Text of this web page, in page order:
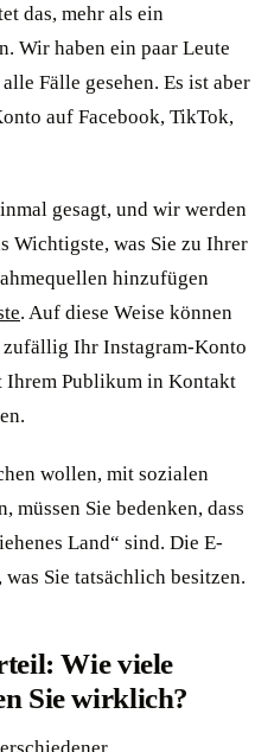
das, mehr als ein
Wir haben ein paar Leute
Fälle gesehen. Es ist aber
auf Facebook, TikTok,
gesagt, und wir werden
Wichtigste, was Sie zu Ihrer
hinzufügen
. Auf diese Weise können
zufällig Ihr Instagram-Konto
Ihrem Publikum in Kontakt
wollen, mit sozialen
müssen Sie bedenken, dass
Land“ sind. Die E-
Sie tatsächlich besitzen.
Wie viele
Sie wirklich?